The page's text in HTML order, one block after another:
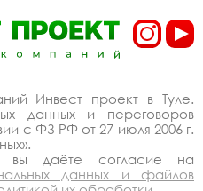
Инвест проект в Туле.
данных и переговоров
с ФЗ РФ от 27 июля 2006 г.
вы даёте согласие на
данных и файлов